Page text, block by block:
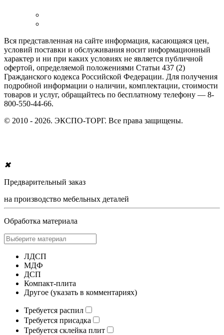
Вся представленная на сайте информация, касающаяся цен,
условий поставки и обслуживания носит информационный
характер и ни при каких условиях не является публичной
офертой, определяемой положениями Статьи 437 (2)
Гражданского кодекса Российской Федерации. Для получения
подробной информации о наличии, комплектации, стоимости
товаров и услуг, обращайтесь по бесплатному телефону — 8-
800-550-44-66.
© 2010 - 2026. ЭКСПО-ТОРГ. Все права защищены.
✖
Предварительный заказ
на производство мебельных деталей
Обработка материала
ЛДСП
МДФ
ДСП
Компакт-плита
Другое (указать в комментариях)
Требуется распил
Требуется присадка
Требуется склейка плит